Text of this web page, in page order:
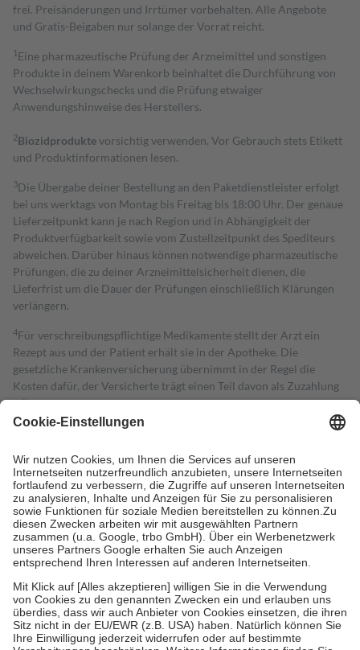
frei. Preisänderungen und Irrtümer vorbehalten. Alle Angebote
und Gratis-Beigaben nur solange der Vorrat reicht.
1 Eine pharmazeutische Prüfung der Arzneimittel und sonstigen
Produkte in deinem Warenkorb beinhaltet die Durchführung von
Wechselwirkungschecks und die Prüfung etwaiger
Anwendungshinweise des Herstellers.
2Biozidproduktevorsichtig verwenden. Vor Gebrauch stets Etikett
und Produktinformationen lesen.
3Die Übergabe deiner Bestellung an den Paketdienstleister erfolgt
bei uns werktags von Montag bis Freitag bis 18:00 Uhr. Der genaue
Lieferzeitpunkt kann je nach Region und in Abhängigkeit der
Produktverfügbarkeit sowie vom Zustellzeitpunkt des Spediteurs
abweichen. Darüber hinaus können notwendige pharmazeutische
Prüfungen, die zu deiner Arzneimittelsicherheit dienen, die
Lieferfrist um die Dauer der Prüfungen einschließlich Klärungen
verlängern.
4Für verschreibungspflichtige Medikamente stellt der Arzt ein
Rezept aus und der Patient erhält sie in der Apotheke. Die
gesetzliche Krankenversicherung übernimmt in der Regel die
Kosten dafür, der Versicherte trägt einen Teil davon als Zuzahlung
mit.
Grundsätzlich leisten Mitglieder Zuzahlungen in Höhe von zehn
höchstens zehn Euro.
Es sind jedoch nie mehr als die tatsächlichen
Kosten der Leistung zu entrichten.
Diese Regeln gelten grundsätzlich auch für Online-Apotheken.
Bei Heilmitteln und häuslicher Krankenpflege beträgt die
Zuzahlung zehn Prozent der Kosten sowie zehn Euro je
Verordnung.
Um das Engagement der Versicherten für ihre eigene Gesundheit zu
stärken und die besondere Stellung der Familie zu unterstützen,
fallenkeine Zuzahlungenan bei:
• Kindern und Jugendlichen bis zum vollendeten 18. Lebensjahr
mit Ausnahme der Fahrkosten
• Untersuchungen zur Vorsorge und Früherkennung, die von der